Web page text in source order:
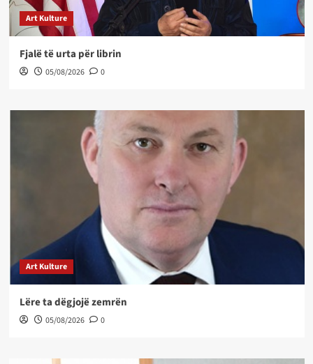
Art Kulture
Fjalë të urta për librin
05/08/2026 0
Art Kulture
Lëre ta dëgjojë zemrën
05/08/2026 0